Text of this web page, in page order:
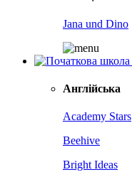
Jana und Dino
Англійська
Academy Stars
Beehive
Bright Ideas